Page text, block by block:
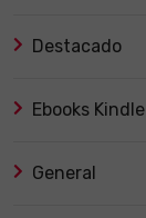
Destacado
Ebooks Kindle
General